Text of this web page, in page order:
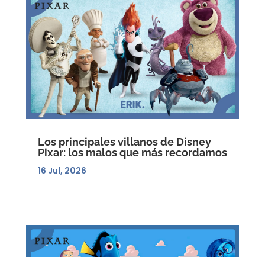
Los principales villanos de Disney
Pixar: los malos que más recordamos
16 Jul, 2026